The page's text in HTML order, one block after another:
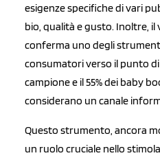
esigenze specifiche di vari
bio, qualità e gusto. Inoltre,
conferma uno degli
consumatori verso il punto di
campione e il 55% dei baby
considerano un canale
Questo strumento, ancora
un ruolo cruciale nello